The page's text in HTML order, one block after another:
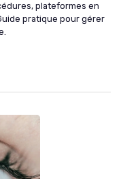
plateformes en
pratique pour gérer